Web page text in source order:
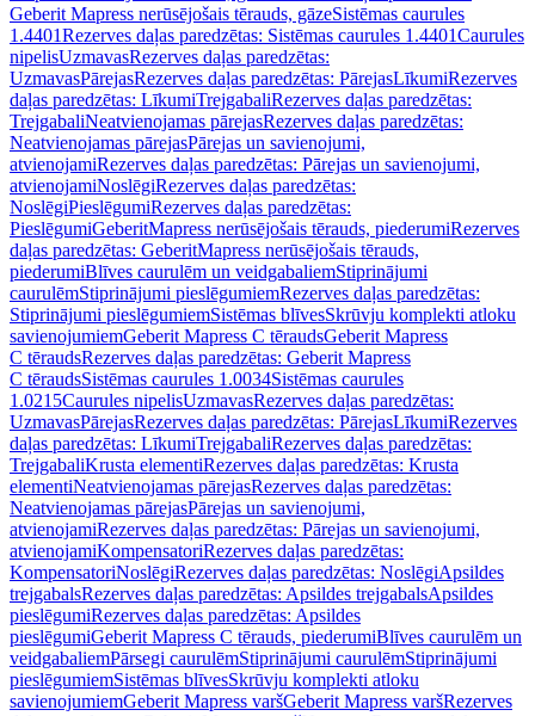
Geberit Mapress nerūsējošais tērauds, gāzeSistēmas caurules
1.4401Rezerves daļas paredzētas: Sistēmas caurules 1.4401Caurules
nipelisUzmavasRezerves daļas paredzētas:
UzmavasPārejasRezerves daļas paredzētas: PārejasLīkumiRezerves
daļas paredzētas: LīkumiTrejgabaliRezerves daļas paredzētas:
TrejgabaliNeatvienojamas pārejasRezerves daļas paredzētas:
Neatvienojamas pārejasPārejas un savienojumi,
atvienojamiRezerves daļas paredzētas: Pārejas un savienojumi,
atvienojamiNoslēgiRezerves daļas paredzētas:
NoslēgiPieslēgumiRezerves daļas paredzētas:
PieslēgumiGeberitMapress nerūsējošais tērauds, piederumiRezerves
daļas paredzētas: GeberitMapress nerūsējošais tērauds,
piederumiBlīves caurulēm un veidgabaliemStiprinājumi
caurulēmStiprinājumi pieslēgumiemRezerves daļas paredzētas:
Stiprinājumi pieslēgumiemSistēmas blīvesSkrūvju komplekti atloku
savienojumiemGeberit Mapress C tēraudsGeberit Mapress
C tēraudsRezerves daļas paredzētas: Geberit Mapress
C tēraudsSistēmas caurules 1.0034Sistēmas caurules
1.0215Caurules nipelisUzmavasRezerves daļas paredzētas:
UzmavasPārejasRezerves daļas paredzētas: PārejasLīkumiRezerves
daļas paredzētas: LīkumiTrejgabaliRezerves daļas paredzētas:
TrejgabaliKrusta elementiRezerves daļas paredzētas: Krusta
elementiNeatvienojamas pārejasRezerves daļas paredzētas:
Neatvienojamas pārejasPārejas un savienojumi,
atvienojamiRezerves daļas paredzētas: Pārejas un savienojumi,
atvienojamiKompensatoriRezerves daļas paredzētas:
KompensatoriNoslēgiRezerves daļas paredzētas: NoslēgiApsildes
trejgabalsRezerves daļas paredzētas: Apsildes trejgabalsApsildes
pieslēgumiRezerves daļas paredzētas: Apsildes
pieslēgumiGeberit Mapress C tērauds, piederumiBlīves caurulēm un
veidgabaliemPārsegi caurulēmStiprinājumi caurulēmStiprinājumi
pieslēgumiemSistēmas blīvesSkrūvju komplekti atloku
savienojumiemGeberit Mapress varšGeberit Mapress varšRezerves